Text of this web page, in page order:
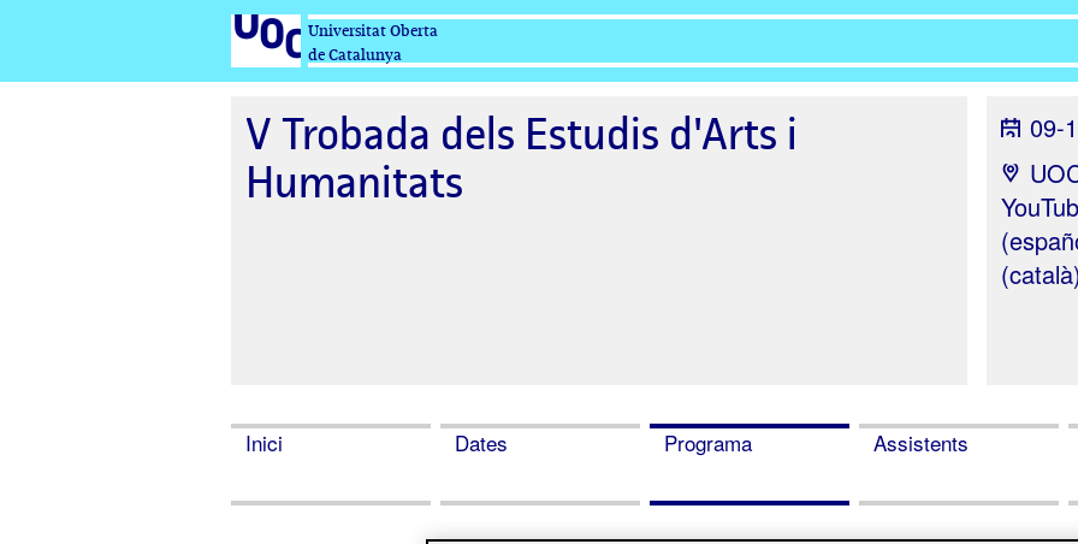
Universitat Oberta
de Catalunya
V Trobada dels Estudis d'Arts i
Humanitats
09-
(català)
Inici Dates Programa Assistents